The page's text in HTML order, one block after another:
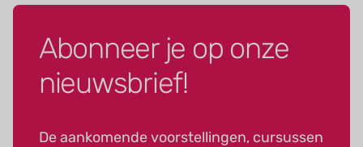
Abonneer je op onze
nieuwsbrief!
De aankomende voorstellingen, cursussen